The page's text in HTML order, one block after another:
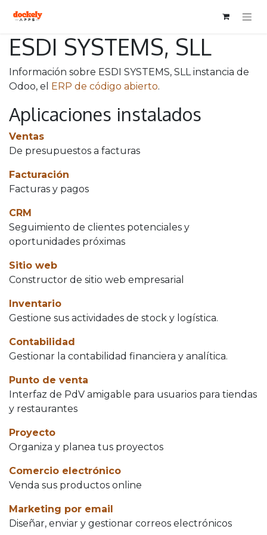
ESDI SYSTEMS, SLL
Información sobre ESDI SYSTEMS, SLL instancia de
Odoo, el ERP de código abierto.
Aplicaciones instalados
Ventas
De presupuestos a facturas
Facturación
Facturas y pagos
CRM
Seguimiento de clientes potenciales y
oportunidades próximas
Sitio web
Constructor de sitio web empresarial
Inventario
Gestione sus actividades de stock y logística.
Contabilidad
Gestionar la contabilidad financiera y analítica.
Punto de venta
Interfaz de PdV amigable para usuarios para tiendas
y restaurantes
Proyecto
Organiza y planea tus proyectos
Comercio electrónico
Venda sus productos online
Marketing por email
Diseñar, enviar y gestionar correos electrónicos